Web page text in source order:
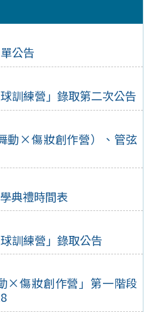
公告
訓練營」錄取第二次公告
動×傷妝創作營）、管弦
典禮時間表
訓練營」錄取公告
×傷妝創作營」第一階段